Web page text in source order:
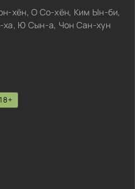
хён, О Со-хён, Ким Ын-би,
Ю Сын-а, Чон Сан-хун
18+